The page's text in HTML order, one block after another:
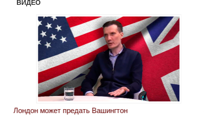
ВИДЕО
Лондон может предать Вашингтон